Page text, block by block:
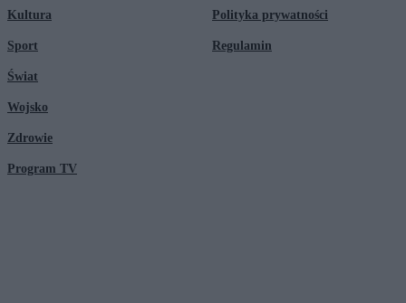
Kultura
Sport
Świat
Wojsko
Zdrowie
Program TV
Polityka prywatności
Regulamin